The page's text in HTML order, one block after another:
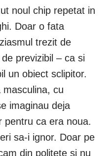
noul chip repetat in
Doar o fata
trezit de
previzibil – ca si
un obiect sclipitor.
cu
imaginau deja
pentru ca era noua.
sa-i ignor. Doar pe
din politete si nu